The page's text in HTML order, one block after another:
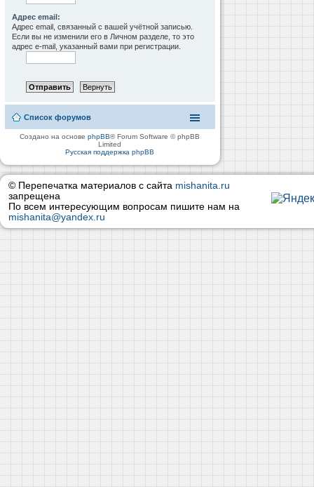
Адрес email:
Адрес email, связанный с вашей учётной записью.
Если вы не изменили его в Личном разделе, то это
адрес e-mail, указанный вами при регистрации.
Список форумов
Создано на основеphpBB® Forum Software © phpBB
Limited
Русская поддержка phpBB
© Перепечатка материалов с сайта mishanita.ru
запрещена
По всем интересующим вопросам пишите нам на
mishanita@yandex.ru